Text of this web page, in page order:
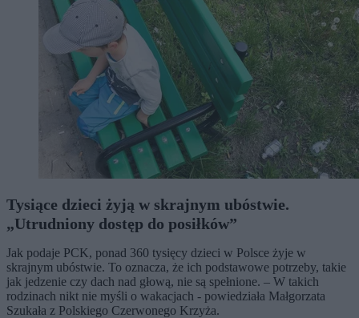
Tysiące dzieci żyją w skrajnym ubóstwie.
„Utrudniony dostęp do posiłków”
Jak podaje PCK, ponad 360 tysięcy dzieci w Polsce żyje w
skrajnym ubóstwie. To oznacza, że ich podstawowe potrzeby, takie
jak jedzenie czy dach nad głową, nie są spełnione. – W takich
rodzinach nikt nie myśli o wakacjach - powiedziała Małgorzata
Szukała z Polskiego Czerwonego Krzyża.